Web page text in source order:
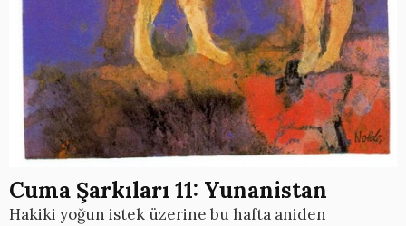
Cuma Şarkıları 11: Yunanistan
Hakiki yoğun istek üzerine bu hafta aniden